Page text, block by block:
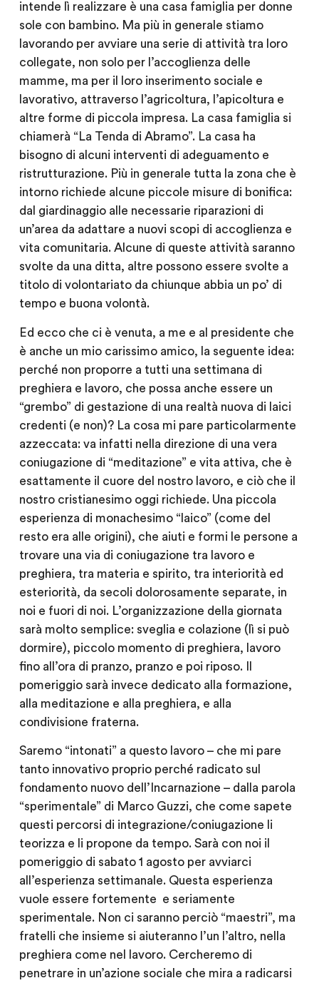
intende lì realizzare è una casa famiglia per donne
sole con bambino. Ma più in generale stiamo
lavorando per avviare una serie di attività tra loro
collegate, non solo per l’accoglienza delle
mamme, ma per il loro inserimento sociale e
lavorativo, attraverso l’agricoltura, l’apicoltura e
altre forme di piccola impresa. La casa famiglia si
chiamerà “La Tenda di Abramo”. La casa ha
bisogno di alcuni interventi di adeguamento e
ristrutturazione. Più in generale tutta la zona che è
intorno richiede alcune piccole misure di bonifica:
dal giardinaggio alle necessarie riparazioni di
un’area da adattare a nuovi scopi di accoglienza e
vita comunitaria. Alcune di queste attività saranno
svolte da una ditta, altre possono essere svolte a
titolo di volontariato da chiunque abbia un po’ di
tempo e buona volontà.
Ed ecco che ci è venuta, a me e al presidente che
è anche un mio carissimo amico, la seguente idea:
perché non proporre a tutti una settimana di
preghiera e lavoro, che possa anche essere un
“grembo” di gestazione di una realtà nuova di laici
credenti (e non)? La cosa mi pare particolarmente
azzeccata: va infatti nella direzione di una vera
coniugazione di “meditazione” e vita attiva, che è
esattamente il cuore del nostro lavoro, e ciò che il
nostro cristianesimo oggi richiede. Una piccola
esperienza di monachesimo “laico” (come del
resto era alle origini), che aiuti e formi le persone a
trovare una via di coniugazione tra lavoro e
preghiera, tra materia e spirito, tra interiorità ed
esteriorità, da secoli dolorosamente separate, in
noi e fuori di noi. L’organizzazione della giornata
sarà molto semplice: sveglia e colazione (lì si può
dormire), piccolo momento di preghiera, lavoro
fino all’ora di pranzo, pranzo e poi riposo. Il
pomeriggio sarà invece dedicato alla formazione,
alla meditazione e alla preghiera, e alla
condivisione fraterna.
Saremo “intonati” a questo lavoro – che mi pare
tanto innovativo proprio perché radicato sul
fondamento nuovo dell’Incarnazione – dalla parola
“sperimentale” di Marco Guzzi, che come sapete
questi percorsi di integrazione/coniugazione li
teorizza e li propone da tempo. Sarà con noi il
pomeriggio di sabato 1 agosto per avviarci
all’esperienza settimanale. Questa esperienza
vuole essere fortemente e seriamente
sperimentale. Non ci saranno perciò “maestri”, ma
fratelli che insieme si aiuteranno l’un l’altro, nella
preghiera come nel lavoro. Cercheremo di
penetrare in un’azione sociale che mira a radicarsi